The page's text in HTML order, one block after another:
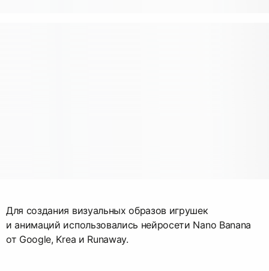
Для создания визуальных образов игрушек
и анимаций использовались нейросети Nano Banana
от Google, Krea и Runaway.